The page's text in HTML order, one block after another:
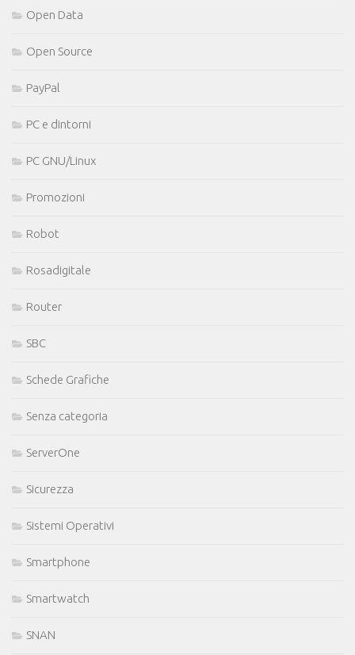
Open Data
Open Source
PayPal
PC e dintorni
PC GNU/Linux
Promozioni
Robot
Rosadigitale
Router
SBC
Schede Grafiche
Senza categoria
ServerOne
Sicurezza
Sistemi Operativi
Smartphone
Smartwatch
SNAN